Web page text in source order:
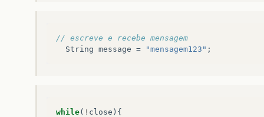
// escreve e recebe mensagem
String message = "mensagem123" ;
while( ! close ){